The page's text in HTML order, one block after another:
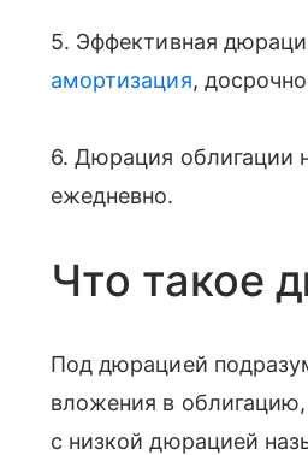
5. Эффективная
амортизация,
6. Дюрация облигации
ежедневно.
Что такое
Под дюрацией
вложения в
с низкой дюрацией